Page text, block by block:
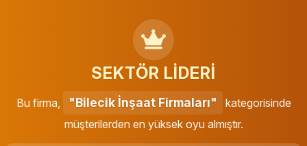
SEKTÖR LİDERİ
Bu firma, "Bilecik İnşaat Firmaları"
kategorisinde
müşterilerden en yüksek oyu almıştır.